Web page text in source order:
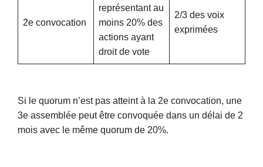
2e convocation
représentant au
moins 20% des
actions ayant
droit de vote
2/3 des voix
exprimées
Si le quorum n’est pas atteint à la 2e convocation, une
3e assemblée peut être convoquée dans un délai de 2
mois avec le même quorum de 20%.